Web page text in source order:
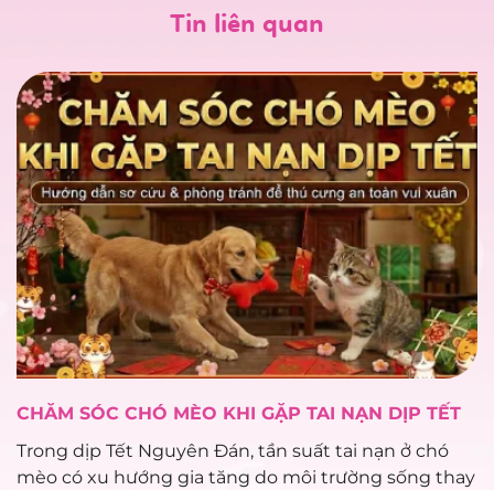
Tin liên quan
CHĂM SÓC CHÓ MÈO KHI GẶP TAI NẠN DỊP TẾT
Trong dịp Tết Nguyên Đán, tần suất tai nạn ở chó
mèo có xu hướng gia tăng do môi trường sống thay